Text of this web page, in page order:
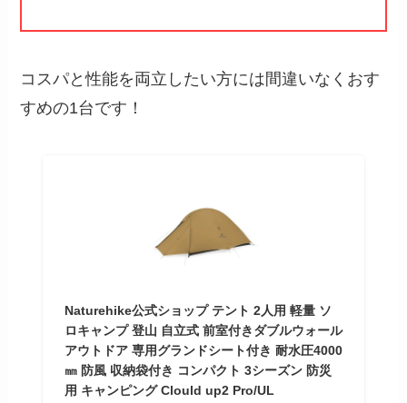
コスパと性能を両立したい方には間違いなくおす
すめの1台です！
Naturehike公式ショップ テント 2人用 軽量 ソ
ロキャンプ 登山 自立式 前室付きダブルウォール
アウトドア 専用グランドシート付き 耐水圧4000
㎜ 防風 収納袋付き コンパクト 3シーズン 防災
用 キャンピング Clould up2 Pro/UL